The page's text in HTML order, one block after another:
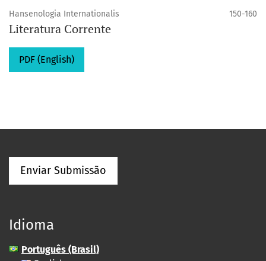
Hansenologia Internationalis 150-160
Literatura Corrente
PDF (English)
Enviar Submissão
Idioma
Português (Brasil)